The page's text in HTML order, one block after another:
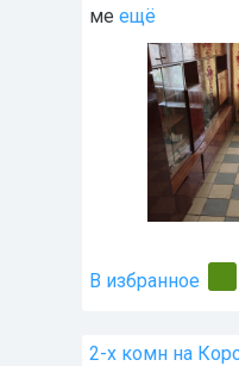
ме ещё
В избранное
2-х комн на